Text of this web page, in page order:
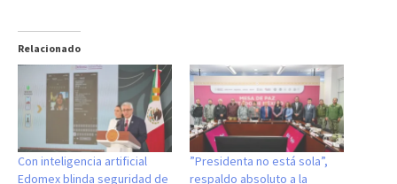
Relacionado
Con inteligencia artificial
Edomex blinda seguridad de
”Presidenta no está sola”,
respaldo absoluto a la